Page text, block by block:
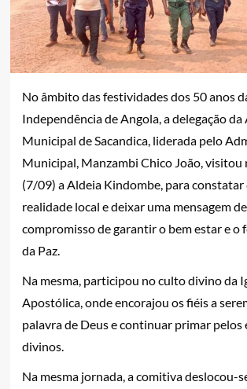
No âmbito das festividades dos 50 anos
Independência de Angola, a delegação
Municipal de Sacandica, liderada pelo
Municipal, Manzambi Chico João, visitou
(7/09) a Aldeia Kindombe, para constatar
realidade local e deixar uma mensagem
compromisso de garantir o bem estar e o
da Paz.
Na mesma, participou no culto divino da
Apostólica, onde encorajou os fiéis a
palavra de Deus e continuar primar pelos
divinos.
Na mesma jornada, a comitiva deslocou-